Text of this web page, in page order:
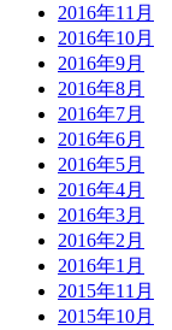
2016年11月
2016年10月
2016年9月
2016年8月
2016年7月
2016年6月
2016年5月
2016年4月
2016年3月
2016年2月
2016年1月
2015年11月
2015年10月